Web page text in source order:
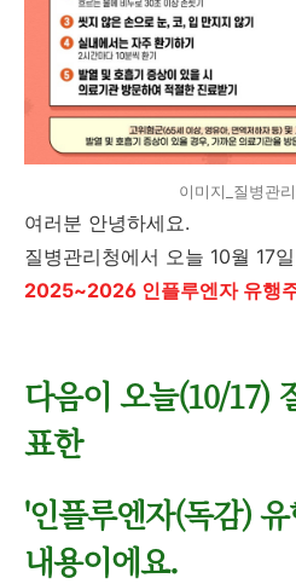
이미지_질병관
여러분 안녕하세요.
질병관리청에서 오늘 10월 17
2025~2026 인플루엔자 유행
다음이 오늘(10/17)
표한
'인플루엔자(독감)
내용이에요.